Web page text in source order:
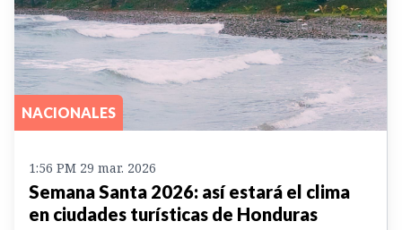
NACIONALES
1:56 PM 29 mar. 2026
Semana Santa 2026: así estará el clima
en ciudades turísticas de Honduras